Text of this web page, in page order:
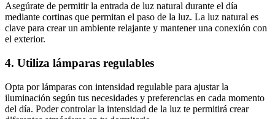
Asegúrate de permitir la entrada de luz natural durante el día
mediante cortinas que permitan el paso de la luz. La luz natural es
clave para crear un ambiente relajante y mantener una conexión con
el exterior.
4. Utiliza lámparas regulables
Opta por lámparas con intensidad regulable para ajustar la
iluminación según tus necesidades y preferencias en cada momento
del día. Poder controlar la intensidad de la luz te permitirá crear